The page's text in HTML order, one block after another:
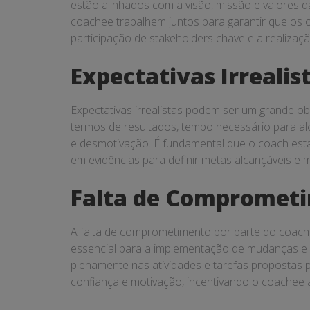
estão alinhados com a visão, missão e valores
coachee trabalhem juntos para garantir que os
participação de stakeholders chave e a
Expectativas
Expectativas irrealistas podem ser um grande
termos de resultados, tempo necessário para
e desmotivação. É fundamental que o coach
em evidências para definir metas alcançáveis e
Falta de
A falta de comprometimento por parte do
essencial para a implementação de mudanças
plenamente nas atividades e tarefas
confiança e motivação, incentivando o